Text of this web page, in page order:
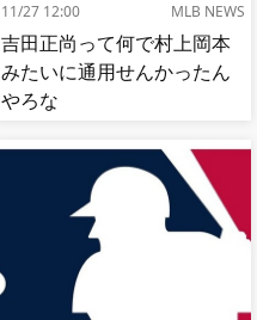
11/27 12:00 MLB NEWS
吉田正尚って何で村上岡本
みたいに通用せんかったん
やろな